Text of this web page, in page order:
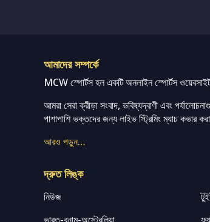
আমাদের সম্পর্কে
MCW স্পোর্টস হল একটি অনলাইন স্পোর্টস ওয়েবসাইট,
আমরা সেরা ক্রীড়া সংবাদ, ভবিষ্যদ্বাণী এবং
পাশাপাশি ভক্তদের জন্য লাইভ স্ট্রিমিং ম্যাচ কভার
আরও পড়ুন…
দ্রুত লিঙ্ক
নিউজ